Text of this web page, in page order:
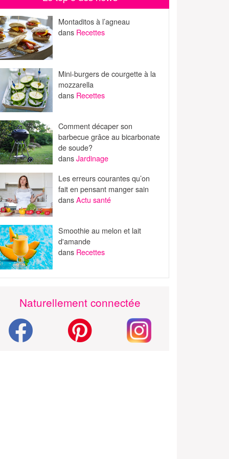
Montaditos à l’agneau
dans Recettes
Mini-burgers de courgette à la
mozzarella
dans Recettes
Comment décaper son
barbecue grâce au bicarbonate
de soude?
dansJardinage
Les erreurs courantes qu’on
fait en pensant manger sain
dansActu santé
Smoothie au melon et lait
d'amande
dans Recettes
Naturellement connectée